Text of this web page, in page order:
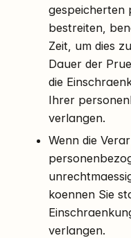
gespeicherten
bestreiten,
Zeit, um dies
Dauer der
die
Ihrer
verlangen.
Wenn die
koennen Sie
verlangen.